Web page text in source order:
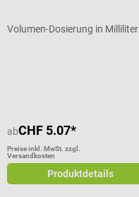
Volumen-Dosierung in Milliliter
abCHF 5.07*
Preise inkl. MwSt. zzgl.
Versandkosten
Produktdetails